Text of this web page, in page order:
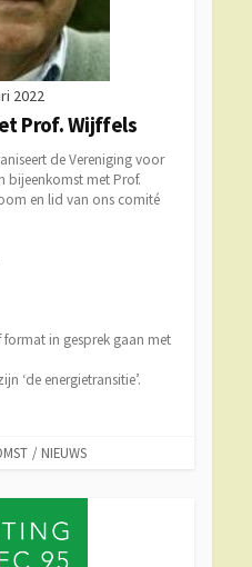
2022
Prof. Wijffels
de Vereniging voor
bijeenkomst met Prof.
en lid van ons comité
format in gesprek gaan met
‘de energietransitie’.
/ NIEUWS